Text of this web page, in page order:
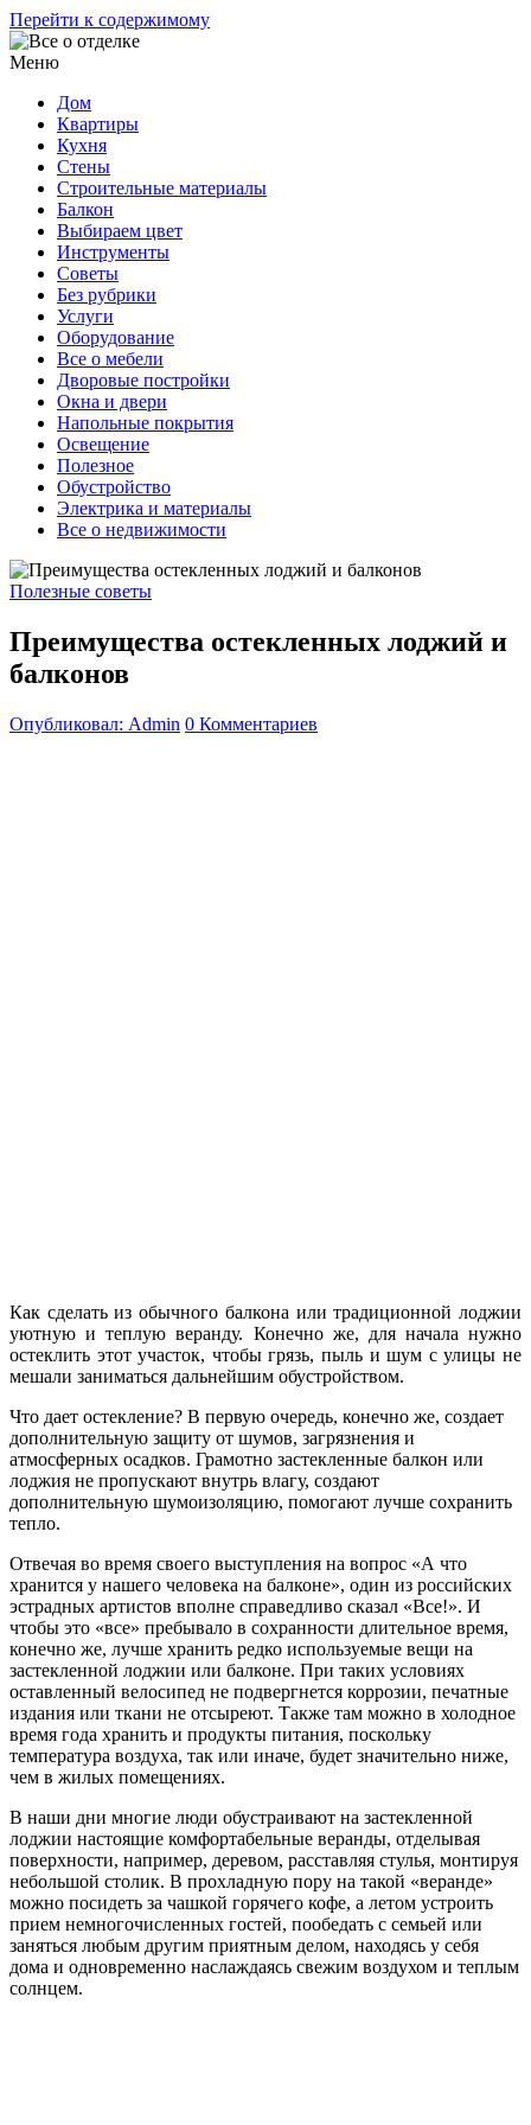
Перейти к содержимому
Меню
Дом
Квартиры
Кухня
Стены
Строительные материалы
Балкон
Выбираем цвет
Инструменты
Советы
Без рубрики
Услуги
Оборудование
Все о мебели
Дворовые постройки
Окна и двери
Напольные покрытия
Освещение
Полезное
Обустройство
Электрика и материалы
Все о недвижимости
Полезные советы
Преимущества остекленных лоджий и
балконов
Опубликовал: Admin 0 Комментариев
Как сделать из обычного балкона или традиционной лоджии
уютную и теплую веранду. Конечно же, для начала нужно
остеклить этот участок, чтобы грязь, пыль и шум с улицы не
мешали заниматься дальнейшим обустройством.
Что дает остекление? В первую очередь, конечно же, создает
дополнительную защиту от шумов, загрязнения и
атмосферных осадков. Грамотно застекленные балкон или
лоджия не пропускают внутрь влагу, создают
дополнительную шумоизоляцию, помогают лучше сохранить
тепло.
Отвечая во время своего выступления на вопрос «А что
хранится у нашего человека на балконе», один из российских
эстрадных артистов вполне справедливо сказал «Все!». И
чтобы это «все» пребывало в сохранности длительное время,
конечно же, лучше хранить редко используемые вещи на
застекленной лоджии или балконе. При таких условиях
оставленный велосипед не подвергнется коррозии, печатные
издания или ткани не отсыреют. Также там можно в холодное
время года хранить и продукты питания, поскольку
температура воздуха, так или иначе, будет значительно ниже,
чем в жилых помещениях.
В наши дни многие люди обустраивают на застекленной
лоджии настоящие комфортабельные веранды, отделывая
поверхности, например, деревом, расставляя стулья, монтируя
небольшой столик. В прохладную пору на такой «веранде»
можно посидеть за чашкой горячего кофе, а летом устроить
прием немногочисленных гостей, пообедать с семьей или
заняться любым другим приятным делом, находясь у себя
дома и одновременно наслаждаясь свежим воздухом и теплым
солнцем.